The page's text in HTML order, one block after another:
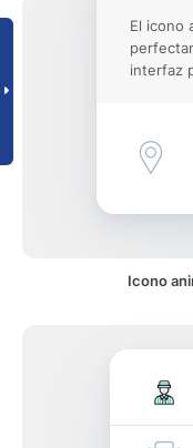
El icono
interfaz
Icono